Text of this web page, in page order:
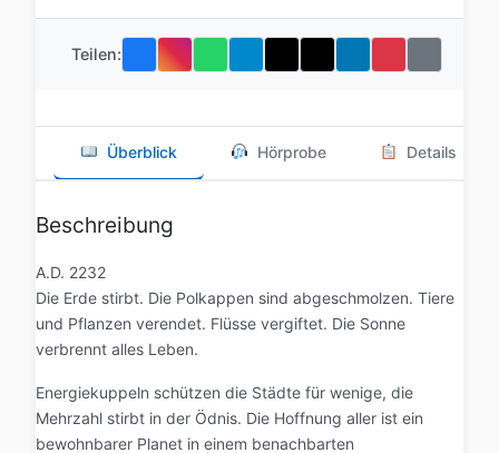
Teilen:
Überblick Hörprobe Details
Beschreibung
A.D. 2232
Die Erde stirbt. Die Polkappen sind abgeschmolzen. Tiere
und Pflanzen verendet. Flüsse vergiftet. Die Sonne
verbrennt alles Leben.
Energiekuppeln schützen die Städte für wenige, die
Mehrzahl stirbt in der Ödnis. Die Hoffnung aller ist ein
bewohnbarer Planet in einem benachbarten